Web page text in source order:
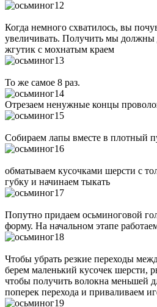
Когда немного схватилось, вы
увеличивать. Получить мы должны
жгутик с мохнатым краем
То же самое 8 раз.
Отрезаем ненужные концы
Собираем лапы вместе в плотный
обматываем кусочками шерсти с
губку и начинаем тыкать
Попутно придаем осьминоговой
форму. На начальном этапе
Чтобы убрать резкие переходы
берем маленький кусочек шерсти,
чтобы получить волокна меньшей
поперек перехода и приваливаем